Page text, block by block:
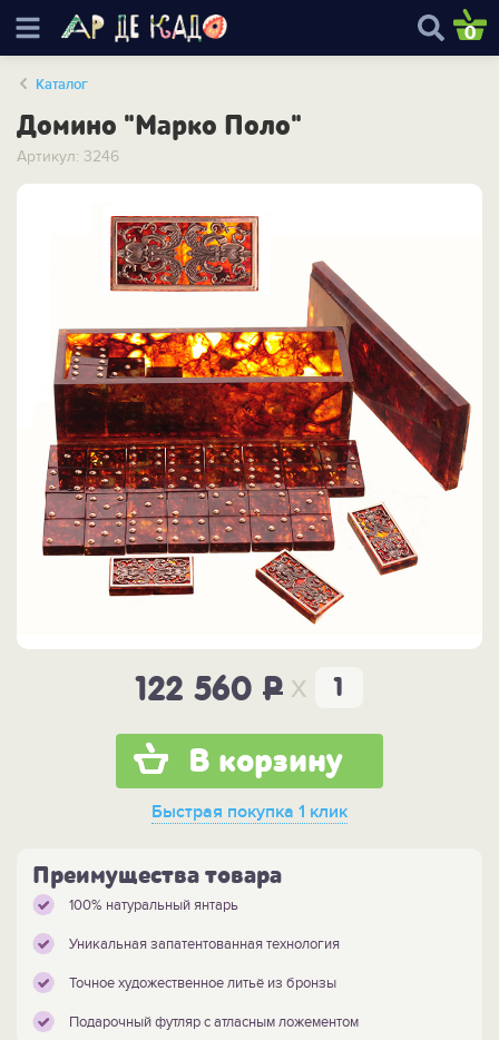
0
Каталог
Домино "Марко Поло"
Артикул: 3246
122 560 P x
В корзину
Быстрая покупка 1 клик
Преимущества товара
100% натуральный янтарь
Уникальная запатентованная технология
Точное художественное литьё из бронзы
Подарочный футляр с атласным ложементом